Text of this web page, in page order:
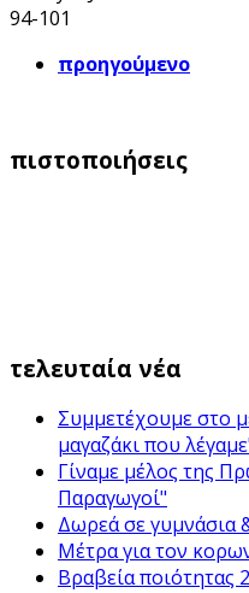
94-101
προηγούμενο
πιστοποιήσεις
τελευταία νέα
Συμμετέχουμε στο
μαγαζάκι που
Γίναμε μέλος της
Παραγωγοί"
Δωρεά σε γυμνάσια
Μέτρα για τον
Βραβεία ποιότητας